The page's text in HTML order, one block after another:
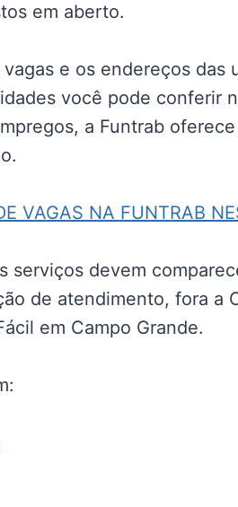
em aberto.
e os endereços das
você pode conferir
a Funtrab
VAGAS NA FUNTRAB
serviços devem
de atendimento, fora a
em Campo Grande.